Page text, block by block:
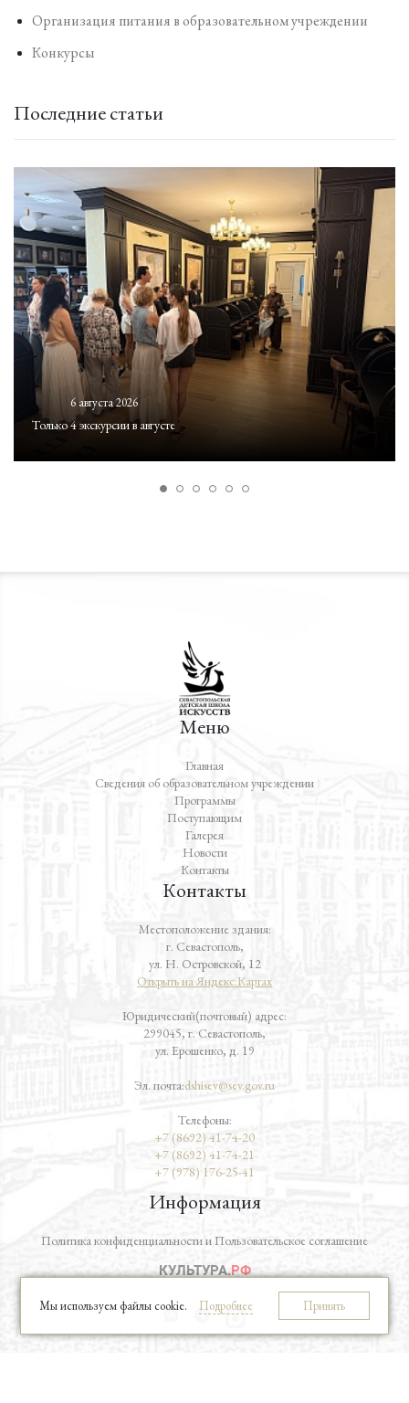
Организация питания в образовательном учреждении
Конкурсы
Последние статьи
6 августа 2026
Только 4 экскурсии в августе
Меню
Главная
Сведения об образовательном учреждении
Программы
Поступающим
Галерея
Новости
Контакты
Контакты
Местоположение здания:
г. Севастополь,
ул. Н. Островской, 12
Открыть на Яндекс.Картах
Юридический(почтовый) адрес:
299045, г. Севастополь,
ул. Ерошенко, д. 19
Эл. почта:dshisev@sev.gov.ru
Телефоны:
+7 (8692) 41-74-20
+7 (8692) 41-74-21
+7 (978) 176-25-41
Информация
Политика конфиденциальности и Пользовательское соглашение
vk telegram
Мы используем файлы cookie. Подробнее Принять